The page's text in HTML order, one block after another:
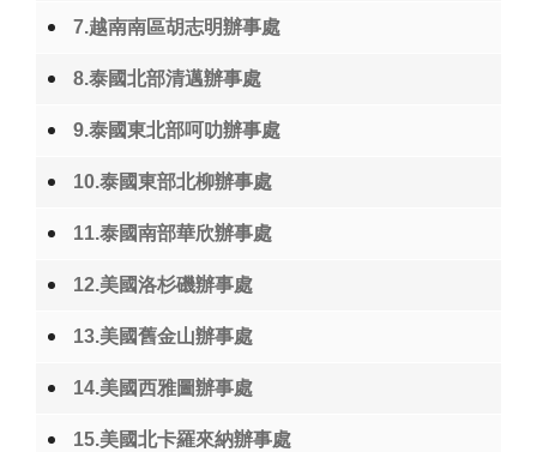
7.越南南區胡志明辦事處
8.泰國北部清邁辦事處
9.泰國東北部呵叻辦事處
10.泰國東部北柳辦事處
11.泰國南部華欣辦事處
12.美國洛杉磯辦事處
13.美國舊金山辦事處
14.美國西雅圖辦事處
15.美國北卡羅來納辦事處